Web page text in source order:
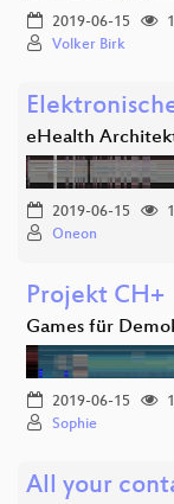
2019-06-15
Volker Birk
eHealth
2019-06-15
Oneon
Projekt CH+
Games für
2019-06-15
Sophie
All your